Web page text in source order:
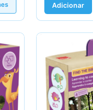
Adicionar